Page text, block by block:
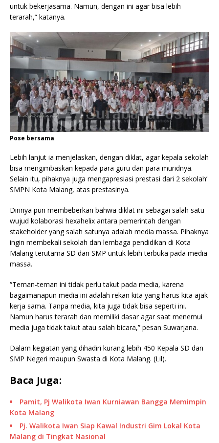
untuk bekerjasama. Namun, dengan ini agar bisa lebih
terarah,” katanya.
Pose bersama
Lebih lanjut ia menjelaskan, dengan diklat, agar kepala sekolah
bisa mengimbaskan kepada para guru dan para muridnya.
Selain itu, pihaknya juga mengapresiasi prestasi dari 2 sekolah’
SMPN Kota Malang, atas prestasinya.
Dirinya pun membeberkan bahwa diklat ini sebagai salah satu
wujud kolaborasi hexahelix antara pemerintah dengan
stakeholder yang salah satunya adalah media massa. Pihaknya
ingin membekali sekolah dan lembaga pendidikan di Kota
Malang terutama SD dan SMP untuk lebih terbuka pada media
massa.
“Teman-teman ini tidak perlu takut pada media, karena
bagaimanapun media ini adalah rekan kita yang harus kita ajak
kerja sama. Tanpa media, kita juga tidak bisa seperti ini.
Namun harus terarah dan memiliki dasar agar saat menemui
media juga tidak takut atau salah bicara,” pesan Suwarjana.
Dalam kegiatan yang dihadiri kurang lebih 450 Kepala SD dan
SMP Negeri maupun Swasta di Kota Malang. (Lil).
Baca Juga:
Pamit, Pj Walikota Iwan Kurniawan Bangga Memimpin
Kota Malang
Pj. Walikota Iwan Siap Kawal Industri Gim Lokal Kota
Malang di Tingkat Nasional